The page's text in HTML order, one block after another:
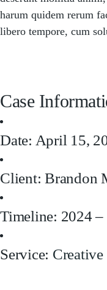
harum quidem rerum
libero tempore, cum
Case
Date: April 15,
Client: Brandon
Timeline: 2024 –
Service: Creative